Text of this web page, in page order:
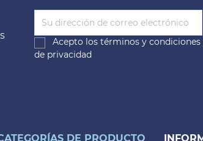
Acepto lostérminos y condiciones
de privacidad
DE PRODUCTO